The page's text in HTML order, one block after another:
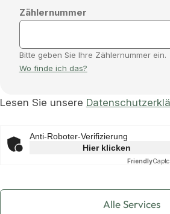
Zählernummer
Bitte geben Sie Ihre Zählernummer ein.
Wo finde ich das?
Lesen Sie unsere
Anti-Roboter-Verifizierung
Hier klicken
Friendly
Alle Services